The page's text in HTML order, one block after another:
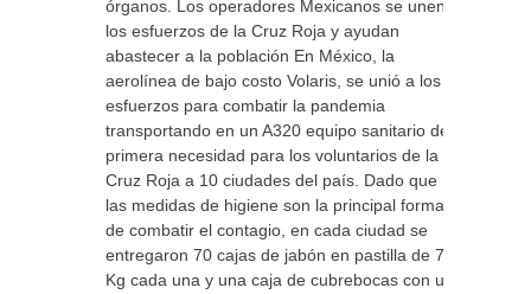
órganos. Los operadores Mexicanos se unen a
los esfuerzos de la Cruz Roja y ayudan
abastecer a la población En México, la
aerolínea de bajo costo Volaris, se unió a los
esfuerzos para combatir la pandemia
transportando en un A320 equipo sanitario de
primera necesidad para los voluntarios de la
Cruz Roja a 10 ciudades del país. Dado que
las medidas de higiene son la principal forma
de combatir el contagio, en cada ciudad se
entregaron 70 cajas de jabón en pastilla de 7
Kg cada una y una caja de cubrebocas con un